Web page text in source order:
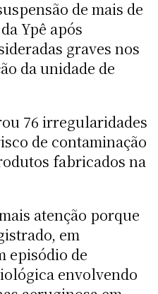
de mais de
Ypê após
graves nos
da unidade de
76 irregularidades
de contaminação
fabricados na
atenção porque
em
episódio de
envolvendo